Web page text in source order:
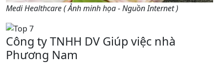
Medi Healthcare ( Ảnh minh họa - Nguồn Internet )
Công ty TNHH DV Giúp việc nhà
Phương Nam